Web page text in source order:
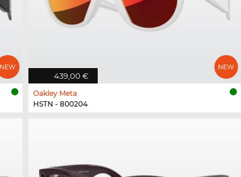
439,00 €
Oakley Meta
HSTN - 800204